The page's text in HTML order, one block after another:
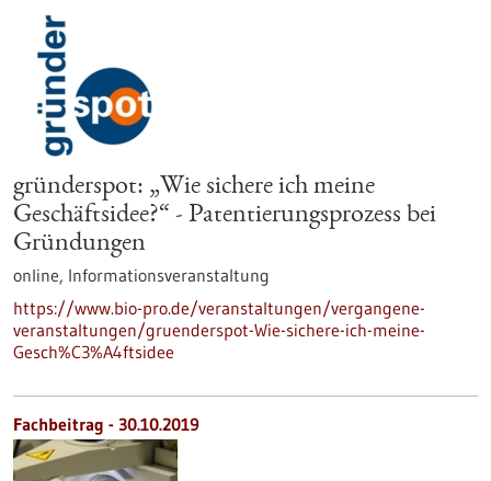
gründerspot: „Wie sichere ich meine
Geschäftsidee?“ - Patentierungsprozess bei
Gründungen
online, Informationsveranstaltung
https://www.bio-pro.de/veranstaltungen/vergangene-
veranstaltungen/gruenderspot-Wie-sichere-ich-meine-
Gesch%C3%A4ftsidee
Fachbeitrag - 30.10.2019